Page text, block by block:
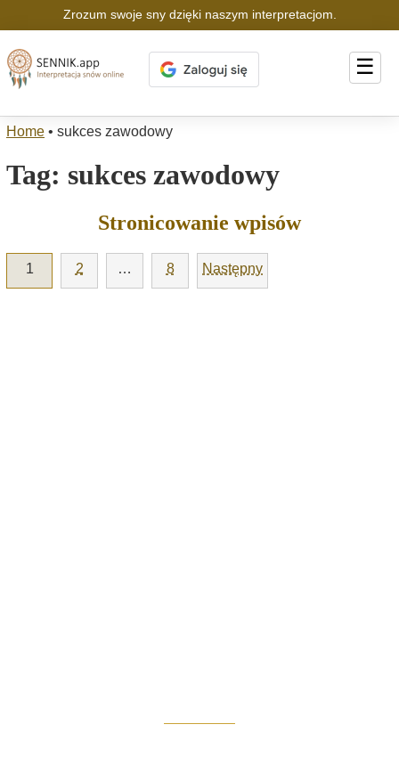
Zrozum swoje sny dzięki naszym interpretacjom.
☰
Home • sukces zawodowy
Tag: sukces zawodowy
Stronicowanie wpisów
1 2 … 8 Następny